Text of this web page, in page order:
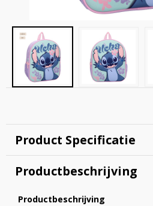
Product Specificatie
Productbeschrijving
Productbeschrijving